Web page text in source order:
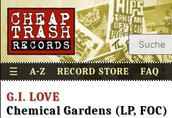
☰ A-Z RECORD STORE FAQ
G.I. LOVE
Chemical Gardens (LP, FOC)